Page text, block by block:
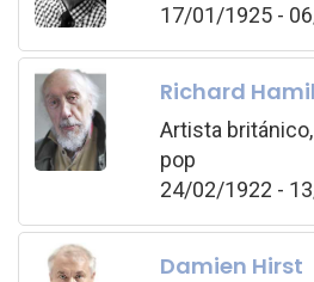
17/01/1925 -
Richard
Artista
pop
24/02/1922 -
Damien Hirst